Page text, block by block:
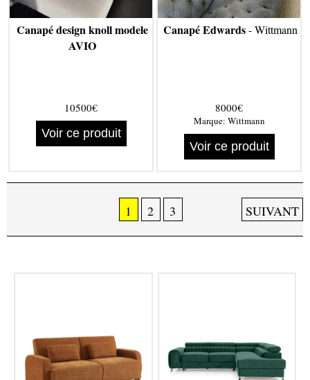
Canapé design knoll modele
AVIO
10500€
Voir ce produit
Canapé Edwards- Wittmann
8000€
Marque: Wittmann
Voir ce produit
1 2 3 SUIVANT